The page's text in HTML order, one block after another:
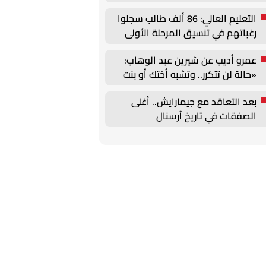
التعليم العالي: 86 ألف طالب سجلوا
رغباتهم في تنسيق المرحلة الأولى
للقبول بالجامعات
عمرو أديب عن شيرين عبد الوهاب:
«حالة لن تتكرر.. وتشبه أختك أو بنت
بعد التعاقد مع جيمارايش.. أغلى
الصفقات في تاريخ أرسنال